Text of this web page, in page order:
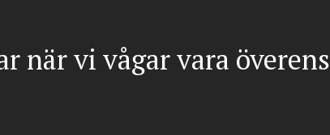
när vi vågar vara överens